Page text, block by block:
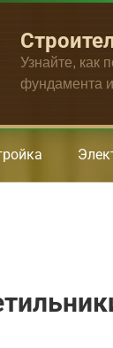
Узнайте, как
фундамента